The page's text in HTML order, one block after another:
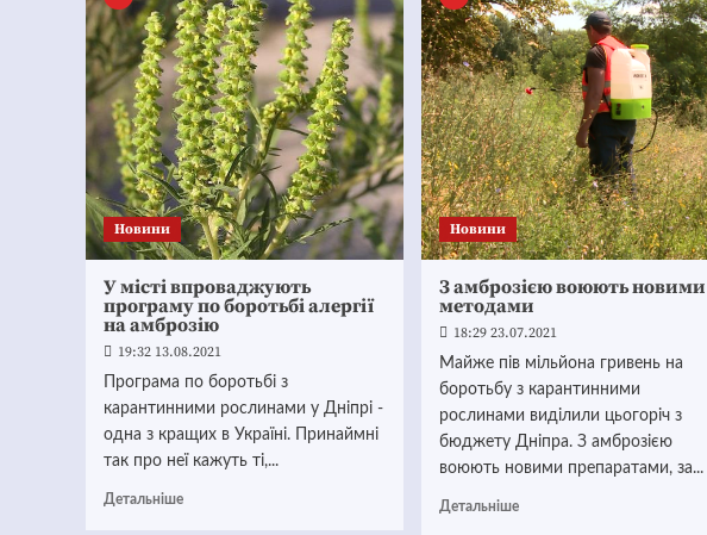
Новини
У місті впроваджують
програму по боротьбі алергії
на амброзію
19:32 13.08.2021
Програма по боротьбі з
карантинними рослинами у Дніпрі -
одна з кращих в Україні. Принаймні
так про неї кажуть ті,...
Детальніше
Новини
З амброзією воюють новими
методами
18:29 23.07.2021
Майже пів мільйона гривень на
боротьбу з карантинними
рослинами виділили цьогоріч з
бюджету Дніпра. З амброзією
воюють новими препаратами, за...
Детальніше